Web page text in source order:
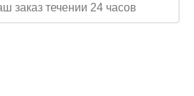
заказ течении 24 часов